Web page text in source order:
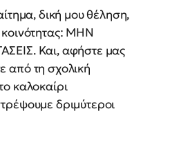
δική μου θέληση,
κοινότητας: ΜΗΝ
Και, αφήστε μας
από τη σχολική
καλοκαίρι
δριμύτεροι